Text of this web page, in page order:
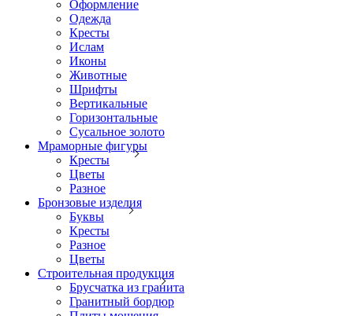
Оформление
Одежда
Кресты
Ислам
Иконы
Животные
Шрифты
Вертикальные
Горизонтальные
Сусальное золото
Мраморные фигуры
Кресты
Цветы
Разное
Бронзовые изделия
Буквы
Кресты
Разное
Цветы
Строительная продукция
Брусчатка из гранита
Гранитный бордюр